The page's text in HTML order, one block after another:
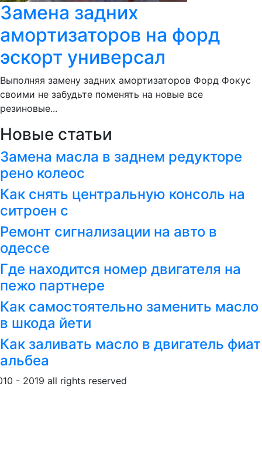
Замена задних
амортизаторов на форд
эскорт универсал
Выполняя замену задних амортизаторов Форд Фокус
своими не забудьте поменять на новые все
резиновые...
Новые статьи
Замена масла в заднем редукторе
рено колеос
Как снять центральную консоль на
ситроен с
Ремонт сигнализации на авто в
одессе
Где находится номер двигателя на
пежо партнере
Как самостоятельно заменить масло
в шкода йети
Как заливать масло в двигатель фиат
альбеа
- 2019 all rights reserved